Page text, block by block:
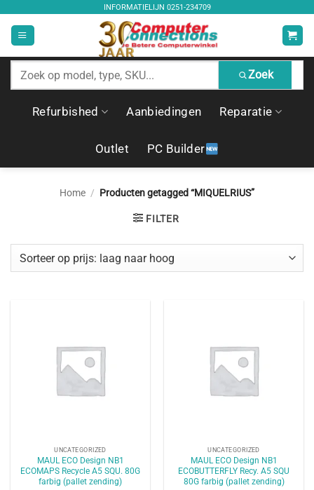
inhoud
INFORMATIELIJN 0251-234709
Zoek
producten
Zoek
Refurbished Aanbiedingen Reparatie
Outlet PC Builder
Home / Producten getagged “MIQUELRIUS”
FILTER
UNCATEGORIZED
MAUL ECO Design NB1
ECOMAPS Recycle A5 SQU. 80G
farbig (pallet zending)
UNCATEGORIZED
MAUL ECO Design NB1
ECOBUTTERFLY Recy. A5 SQU
80G farbig (pallet zending)